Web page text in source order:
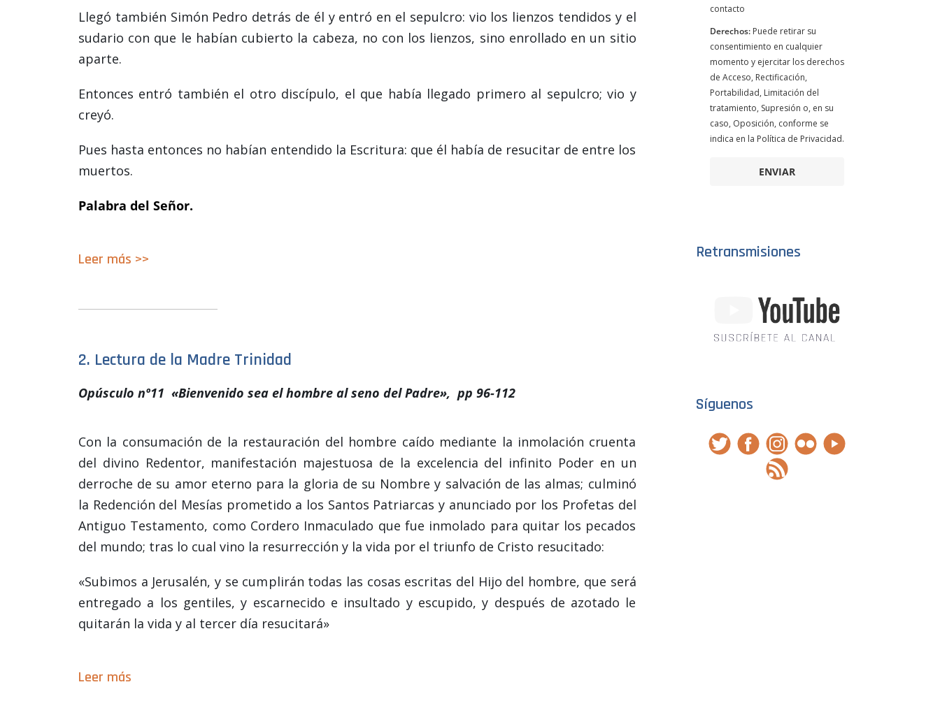
Llegó también Simón Pedro detrás de él y entró en el sepulcro: vio los lienzos tendidos y el
sudario con que le habían cubierto la cabeza, no con los lienzos, sino enrollado en un sitio
aparte.
Entonces entró también el otro discípulo, el que había llegado primero al sepulcro; vio y
creyó.
Pues hasta entonces no habían entendido la Escritura: que él había de resucitar de entre los
muertos.
Palabra del Señor.
Leer más >>
2. Lectura de la Madre Trinidad
Opúsculo nº11 «Bienvenido sea el hombre al seno del Padre», pp 96-112
Con la consumación de la restauración del hombre caído mediante la inmolación cruenta
del divino Redentor, manifestación majestuosa de la excelencia del infinito Poder en un
derroche de su amor eterno para la gloria de su Nombre y salvación de las almas; culminó
la Redención del Mesías prometido a los Santos Patriarcas y anunciado por los Profetas del
Antiguo Testamento, como Cordero Inmaculado que fue inmolado para quitar los pecados
del mundo; tras lo cual vino la resurrección y la vida por el triunfo de Cristo resucitado:
«Subimos a Jerusalén, y se cumplirán todas las cosas escritas del Hijo del hombre, que será
entregado a los gentiles, y escarnecido e insultado y escupido, y después de azotado le
quitarán la vida y al tercer día resucitará»
Leer más
contacto
Derechos:Puede retirar su
consentimiento en cualquier
momento y ejercitar los derechos
de Acceso, Rectificación,
Portabilidad, Limitación del
tratamiento, Supresión o, en su
caso, Oposición, conforme se
indica en la Política de Privacidad.
ENVIAR
Retransmisiones
Síguenos